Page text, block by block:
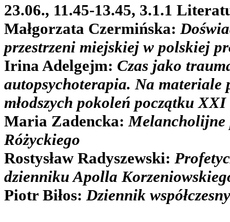
23.06., 11.45-13.45, 3.1.1
Małgorzata Czermińska:
przestrzeni miejskiej w polskiej
Irina Adelgejm: Czas jako
autopsychoterapia. Na materiale
młodszych pokoleń początku
Maria Zadencka: Melancholijne
Różyckiego
Rostysław Radyszewski:
dzienniku Apolla
Piotr Biłos: Dziennik